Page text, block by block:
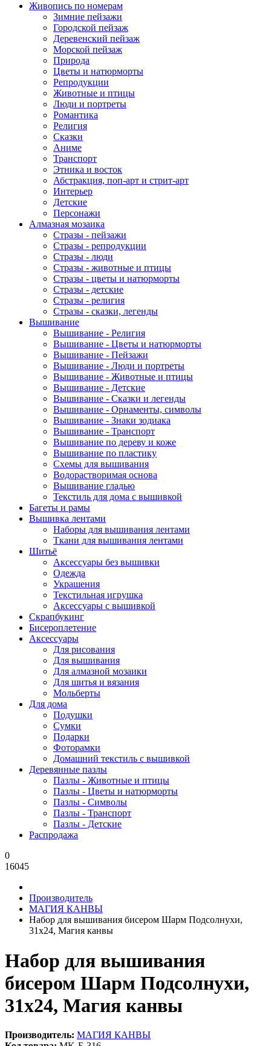
Живопись по номерам
Зимние пейзажи
Городской пейзаж
Деревенский пейзаж
Морской пейзаж
Природа
Цветы и натюрморты
Репродукции
Животные и птицы
Люди и портреты
Романтика
Религия
Сказки
Аниме
Транспорт
Этника и восток
Абстракция, поп-арт и стрит-арт
Интерьер
Детские
Персонажи
Алмазная мозаика
Стразы - пейзажи
Стразы - репродукции
Стразы - люди
Стразы - животные и птицы
Стразы - цветы и натюрморты
Стразы - детские
Стразы - религия
Стразы - сказки, легенды
Вышивание
Вышивание - Религия
Вышивание - Цветы и натюрморты
Вышивание - Пейзажи
Вышивание - Люди и портреты
Вышивание - Животные и птицы
Вышивание - Детские
Вышивание - Сказки и легенды
Вышивание - Орнаменты, символы
Вышивание - Знаки зодиака
Вышивание - Транспорт
Вышивание по дереву и коже
Вышивание по пластику
Схемы для вышивания
Водорастворимая основа
Вышивание гладью
Текстиль для дома с вышивкой
Багеты и рамы
Вышивка лентами
Наборы для вышивания лентами
Ткани для вышивания лентами
Шитьё
Аксессуары без вышивки
Одежда
Украшения
Текстильная игрушка
Аксессуары с вышивкой
Скрапбукинг
Бисероплетение
Аксессуары
Для рисования
Для вышивания
Для алмазной мозаики
Для шитья и вязания
Мольберты
Для дома
Подушки
Сумки
Подарки
Фоторамки
Домашний текстиль с вышивкой
Деревянные пазлы
Пазлы - Животные и птицы
Пазлы - Цветы и натюрморты
Пазлы - Символы
Пазлы - Транспорт
Пазлы - Детские
Распродажа
0
16045
Производитель
МАГИЯ КАНВЫ
Набор для вышивания бисером Шарм Подсолнухи,
31x24, Магия канвы
Набор для вышивания
бисером Шарм Подсолнухи,
31x24, Магия канвы
Производитель: МАГИЯ КАНВЫ